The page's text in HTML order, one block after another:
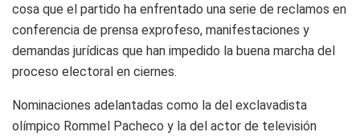
cosa que el partido ha enfrentado una serie de reclamos en
conferencia de prensa exprofeso, manifestaciones y
demandas jurídicas que han impedido la buena marcha del
proceso electoral en ciernes.
Nominaciones adelantadas como la del exclavadista
olímpico Rommel Pacheco y la del actor de televisión